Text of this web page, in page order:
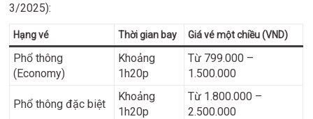
3/2025):
Hạng vé Thời gian bay Giá vé một chiều (VND)
Phổ thông
(Economy)
Khoảng
1h20p
Từ 799.000 –
1.500.000
Phổ thông đặc biệt
Khoảng
1h20p
Từ 1.800.000 –
2.500.000